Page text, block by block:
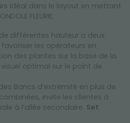
idéal dans le layout en mettant
FLEURIE.
différentes hauteur a deux
les opérateurs en
des plantes sur la base de la
optimal sur le point de
Bancs d’extrémité en plus de
invite les clientes à
à l’allée secondaire. Set